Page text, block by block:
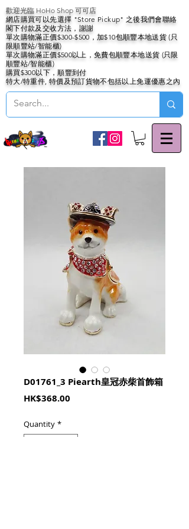
歡迎光臨 HoHo Shop 可可店
網店購買可以先選擇 "Store Pickup" 之後我們會聯絡
閣下付款及交收方法，謝謝
單次購物滿正價$300-$500，加$10包順豐本地送貨 (只
限順豐站/智能櫃)
單次購物滿正價$500以上，免費包順豐本地送貨 (只限
順豐站/智能櫃)
購買$300以下，順豐到付
特大/特重件, 特價及預訂貨物不包括以上免運優惠之內
D01761_3 Piearth皇冠赤柴首飾箱
HK$368.00
Quantity *